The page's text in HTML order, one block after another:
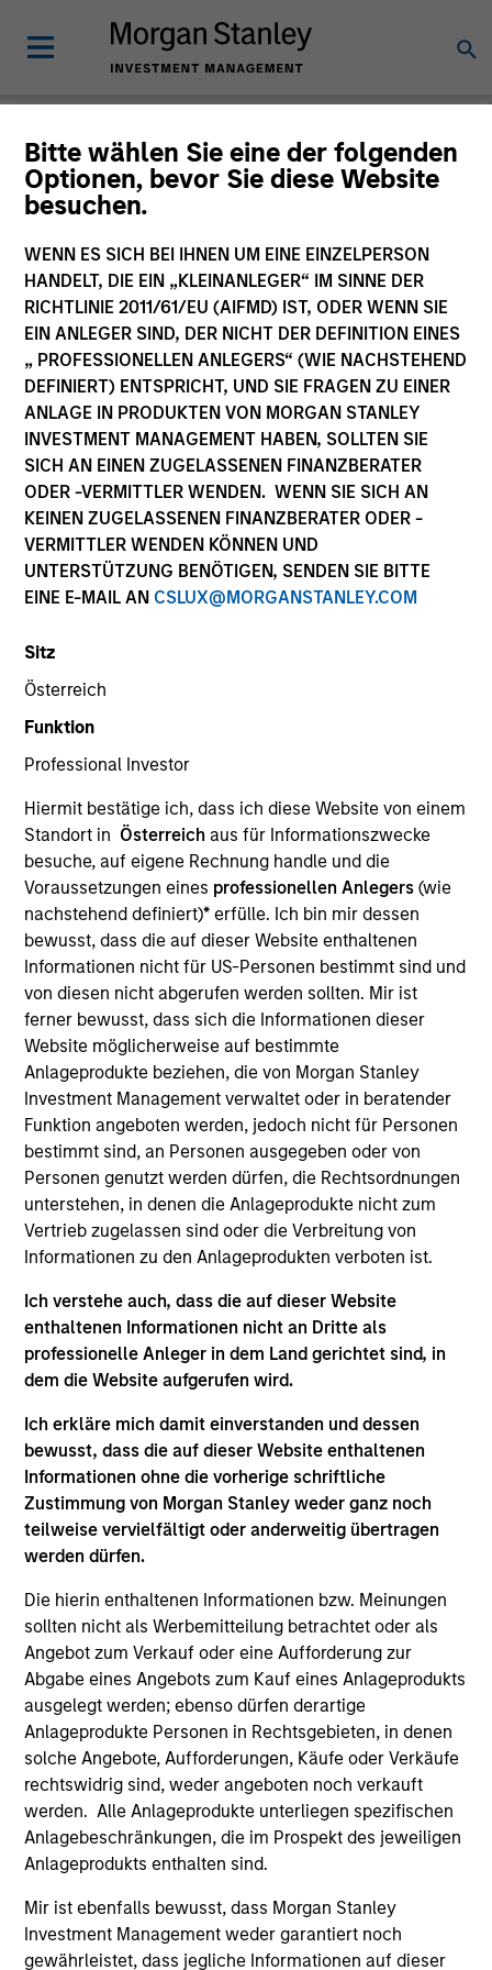
Bitte wählen Sie eine der folgenden
Optionen, bevor Sie diese Website
besuchen.
WENN ES SICH BEI IHNEN UM EINE EINZELPERSON
HANDELT, DIE EIN „KLEINANLEGER“ IM SINNE DER
RICHTLINIE 2011/61/EU (AIFMD) IST, ODER WENN SIE
EIN ANLEGER SIND, DER NICHT DER DEFINITION EINES
„ PROFESSIONELLEN ANLEGERS“ (WIE NACHSTEHEND
DEFINIERT) ENTSPRICHT, UND SIE FRAGEN ZU EINER
ANLAGE IN PRODUKTEN VON MORGAN STANLEY
INVESTMENT MANAGEMENT HABEN, SOLLTEN SIE
SICH AN EINEN ZUGELASSENEN FINANZBERATER
ODER -VERMITTLER WENDEN. WENN SIE SICH AN
KEINEN ZUGELASSENEN FINANZBERATER ODER -
VERMITTLER WENDEN KÖNNEN UND
UNTERSTÜTZUNG BENÖTIGEN, SENDEN SIE BITTE
EINE E-MAIL AN CSLUX@MORGANSTANLEY.COM
Sitz
Österreich
Funktion
Professional Investor
Hiermit bestätige ich, dass ich diese Website von einem
Standort in Österreich aus für Informationszwecke
besuche, auf eigene Rechnung handle und die
Voraussetzungen eines professionellen Anlegers(wie
nachstehend definiert)* erfülle. Ich bin mir dessen
bewusst, dass die auf dieser Website enthaltenen
Informationen nicht für US-Personen bestimmt sind und
von diesen nicht abgerufen werden sollten. Mir ist
ferner bewusst, dass sich die Informationen dieser
Website möglicherweise auf bestimmte
Anlageprodukte beziehen, die von Morgan Stanley
Investment Management verwaltet oder in beratender
Funktion angeboten werden, jedoch nicht für Personen
bestimmt sind, an Personen ausgegeben oder von
Personen genutzt werden dürfen, die Rechtsordnungen
unterstehen, in denen die Anlageprodukte nicht zum
Vertrieb zugelassen sind oder die Verbreitung von
Informationen zu den Anlageprodukten verboten ist.
Ich verstehe auch, dass die auf dieser Website
enthaltenen Informationen nicht an Dritte als
professionelle Anleger in dem Land gerichtet sind, in
dem die Website aufgerufen wird.
Ich erkläre mich damit einverstanden und dessen
bewusst, dass die auf dieser Website enthaltenen
Informationen ohne die vorherige schriftliche
Zustimmung von Morgan Stanley weder ganz noch
teilweise vervielfältigt oder anderweitig übertragen
werden dürfen.
Die hierin enthaltenen Informationen bzw. Meinungen
sollten nicht als Werbemitteilung betrachtet oder als
Angebot zum Verkauf oder eine Aufforderung zur
Abgabe eines Angebots zum Kauf eines Anlageprodukts
ausgelegt werden; ebenso dürfen derartige
Anlageprodukte Personen in Rechtsgebieten, in denen
solche Angebote, Aufforderungen, Käufe oder Verkäufe
rechtswidrig sind, weder angeboten noch verkauft
werden. Alle Anlageprodukte unterliegen spezifischen
Anlagebeschränkungen, die im Prospekt des jeweiligen
Anlageprodukts enthalten sind.
Mir ist ebenfalls bewusst, dass Morgan Stanley
Investment Management weder garantiert noch
gewährleistet, dass jegliche Informationen auf dieser
Morgan Stanley
Investment Funds
Änderung des Fondsvehikels
Dieses Dokument ist ein Marketingdokument.
Die Wertentwicklung in der Vergangenheit ist kein
verlässlicher Indikator für die künftige Wertentwicklung.
Die Rendite kann infolge von Währungsschwankungen
steigen oder sinken. Alle Performanceangaben werden auf
Basis der Nettoinventarwerte (NIW) berechnet. Alle
Stanley Investment Management.
Klicken Sie auf den Fondsnamen, um Informationen über
die Renditen des Kalenderjahres zu erhalten.
*Basiswährung des Fonds
Dieses Material enthält Informationen über die Teilfonds
von Morgan Stanley Investment Funds, einer in Luxemburg
ansässigen SICAV (Société d’Investissement à Capital
Variable). (die „Gesellschaft“), die im Großherzogtum
Luxemburg als Organismus für gemeinsame Anlagen
gemäß Teil 1 des Gesetzes vom 17. Dezember 2010 in
seiner geänderten Fassung registriert ist. Die Gesellschaft
ist ein Organismus für gemeinsame Anlagen in
Wertpapieren („OGAW“).
Anträge auf Anteile an den Teilfonds sollten erst gestellt
werden, wenn der aktuelle Verkaufsprospekt, das Key
Information Document („KID“) oder das Key Investor
Information Document („KIID“), der Jahres- und
Halbjahresbericht („Angebotsunterlagen“) oder andere
Dokumente, die in Ihrer Nähe online unter
https://www.morganstanley.com/im/msinvf/index.html
verfügbar sind oder kostenlos beim Geschäftssitz von
Business Centre, 6B route de Trèves, L-2633
Senningerberg, R.C.S. Luxemburg B 29 192, erhältlich.
Informationen in Bezug auf Nachhaltigkeitsaspekte des
Fonds und die Zusammenfassung der Anlegerrechte
Italienische Anleger sollten darüber hinaus das
„Erweiterte Zeichnungsformular“ und alle Anleger aus
Hongkong den Abschnitt „Zusätzliche Informationen für
Anleger aus Hongkong“ im Verkaufsprospekt beachten.
Deutschsprachige Exemplare des Verkaufsprospekts, des
KID oder des KIID, der Statuten der Gesellschaft und der
Jahres- und Halbjahresberichte sowie zusätzliche
erhältlich. Die Schweizer Vertretung ist Carnegie Fund
Services S.A., 11, rue du Général-Dufour, 1204 Genf,
Schweiz. Die Schweizer Zahlstelle ist Banque Cantonale
de Genève, 17, quai de l’Ile, 1204 Genf, Schweiz.
Beendet die Verwaltungsgesellschaft des entsprechenden
Fonds ihre Vereinbarung zur Vermarktung dieses Fonds in
einem Land des EWR, in dem dieser für den Verkauf
registriert ist, so geschieht dies in Übereinstimmung mit
den OGAW-Vorschriften.
Mit dem Fonds verbundene Begriffe und
Begriffsbestimmungen können Sie unserer Seite mit
demGlossarentnehmen.
Performanceangaben werden auf Basis der
Nettoinventarwerte (NAV) und abzüglich Gebühren
berechnet. Provisionen und Kosten, die bei der Ausgabe